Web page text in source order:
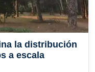
la distribución
a escala